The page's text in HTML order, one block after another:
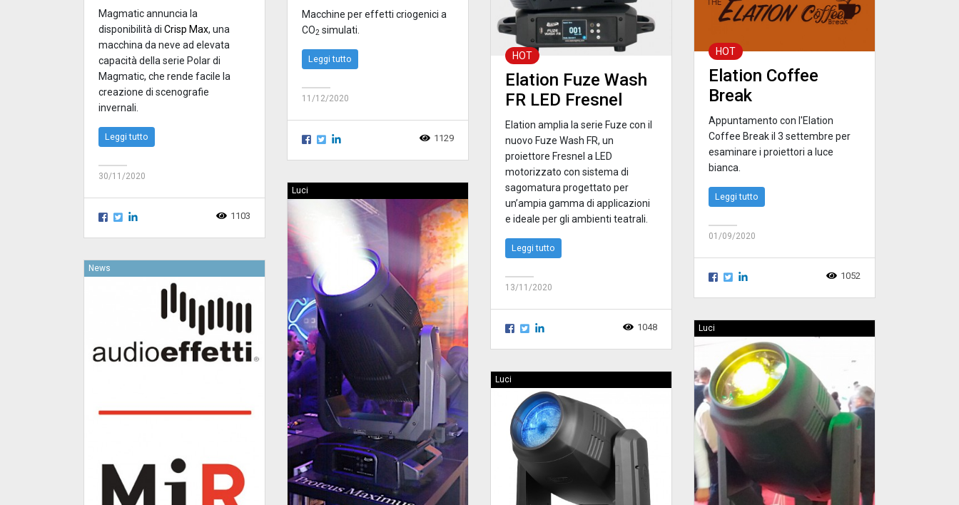
Macchine per effetti criogenici a
CO2 simulati.
Leggi tutto
11/12/2020
1129
Magmatic annuncia la
disponibilità di Crisp Max, una
macchina da neve ad elevata
capacità della serie Polar di
Magmatic, che rende facile la
creazione di scenografie
invernali.
Leggi tutto
30/11/2020
1103
HOT
Elation Fuze Wash
FR LED Fresnel
Elation amplia la serie Fuze con il
nuovo Fuze Wash FR, un
proiettore Fresnel a LED
motorizzato con sistema di
sagomatura progettato per
un’ampia gamma di applicazioni
e ideale per gli ambienti teatrali.
Leggi tutto
13/11/2020
1048
HOT
Elation Coffee
Break
Appuntamento con l'Elation
Coffee Break il 3 settembre per
esaminare i proiettori a luce
bianca.
Leggi tutto
01/09/2020
1052
Luci
News
Luci
Luci